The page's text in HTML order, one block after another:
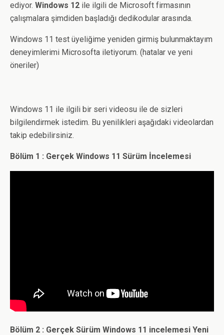
ediyor. Windows 12 ile ilgili de Microsoft firmasının
çalışmalara şimdiden başladığı dedikodular arasında.
Windows 11 test üyeliğime yeniden girmiş bulunmaktayım
deneyimlerimi Microsofta iletiyorum. (hatalar ve yeni
öneriler)
Windows 11 ile ilgili bir seri videosu ile de sizleri
bilgilendirmek istedim. Bu yenilikleri aşağıdaki videolardan
takip edebilirsiniz.
Bölüm 1 : Gerçek Windows 11 Sürüm İncelemesi
Bölüm 2 : Gerçek Sürüm Windows 11 incelemesi Yeni